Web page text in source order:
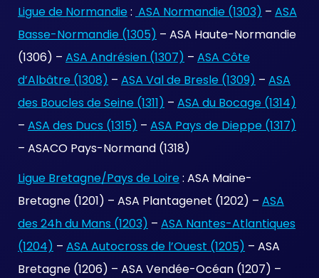
Ligue de Normandie : ASA Normandie (1303) – ASA
Basse-Normandie (1305) – ASA Haute-Normandie
(1306) – ASA Andrésien (1307) – ASA Côte
d’Albâtre (1308) – ASA Val de Bresle (1309) – ASA
des Boucles de Seine (1311) – ASA du Bocage (1314)
– ASA des Ducs (1315) – ASA Pays de Dieppe (1317)
– ASACO Pays-Normand (1318)
Ligue Bretagne/Pays de Loire : ASA Maine-
Bretagne (1201) – ASA Plantagenet (1202) – ASA
des 24h du Mans (1203) – ASA Nantes-Atlantiques
(1204) – ASA Autocross de l’Ouest (1205) – ASA
Bretagne (1206) – ASA Vendée-Océan (1207) –